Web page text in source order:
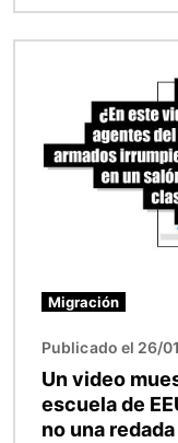
Migración
Publicado el 26/
Un video
escuela de
no una redada